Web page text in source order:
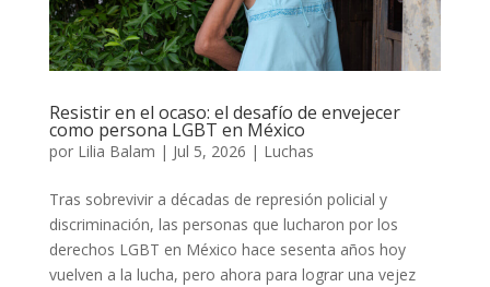
Resistir en el ocaso: el desafío de envejecer
como persona LGBT en México
por Lilia Balam | Jul 5, 2026 | Luchas
Tras sobrevivir a décadas de represión policial y
discriminación, las personas que lucharon por los
derechos LGBT en México hace sesenta años hoy
vuelven a la lucha, pero ahora para lograr una vejez